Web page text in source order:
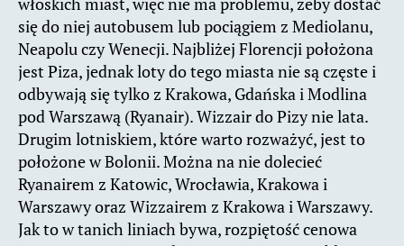
się do niej autobusem lub pociągiem z Mediolanu,
Neapolu czy Wenecji. Najbliżej Florencji położona
jest Piza, jednak loty do tego miasta nie są częste i
odbywają się tylko z Krakowa, Gdańska i Modlina
pod Warszawą (Ryanair). Wizzair do Pizy nie lata.
Drugim lotniskiem, które warto rozważyć, jest to
położone w Bolonii. Można na nie dolecieć
Ryanairem z Katowic, Wrocławia, Krakowa i
Warszawy oraz Wizzairem z Krakowa i Warszawy.
Jak to w tanich liniach bywa, rozpiętość cenowa